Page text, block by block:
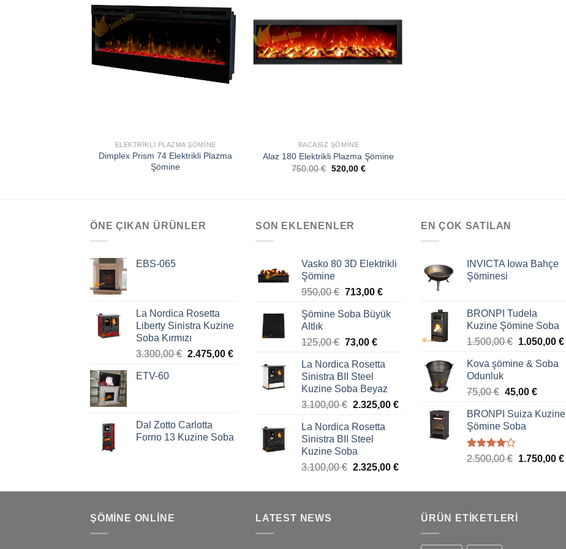
EKLE
ELEKTRIKLI PLAZMA ŞÖMINE
Dimplex Prism 74 Elektrikli Plazma
Şömine
BACASIZ ŞÖMINE
Alaz 180 Elektrikli Plazma Şömine
750,00€ 520,00 €
ÖNE ÇIKAN ÜRÜNLER
EBS-065
La Nordica Rosetta
Liberty Sinistra Kuzine
Soba Kırmızı
3.300,00€ 2.475,00 €
ETV-60
Dal Zotto Carlotta
Forno 13 Kuzine Soba
SON EKLENENLER
Vasko 80 3D Elektrikli
Şömine
950,00€ 713,00 €
Şömine Soba Büyük
Altlık
125,00€ 73,00 €
La Nordica Rosetta
Sinistra BII Steel
Kuzine Soba Beyaz
3.100,00€ 2.325,00 €
La Nordica Rosetta
Sinistra BII Steel
Kuzine Soba
3.100,00€ 2.325,00 €
EN ÇOK SATILAN
INVICTA Iowa Bahçe
Şöminesi
BRONPI Tudela
Kuzine Şömine Soba
1.500,00€ 1.050,00 €
Kova şömine & Soba
Odunluk
75,00€ 45,00 €
BRONPI Suiza Kuzine
Şömine Soba
5
2.500,00€ 1.750,00 €
ŞÖMINE ONLINE LATEST NEWS ÜRÜN ETIKETLERI